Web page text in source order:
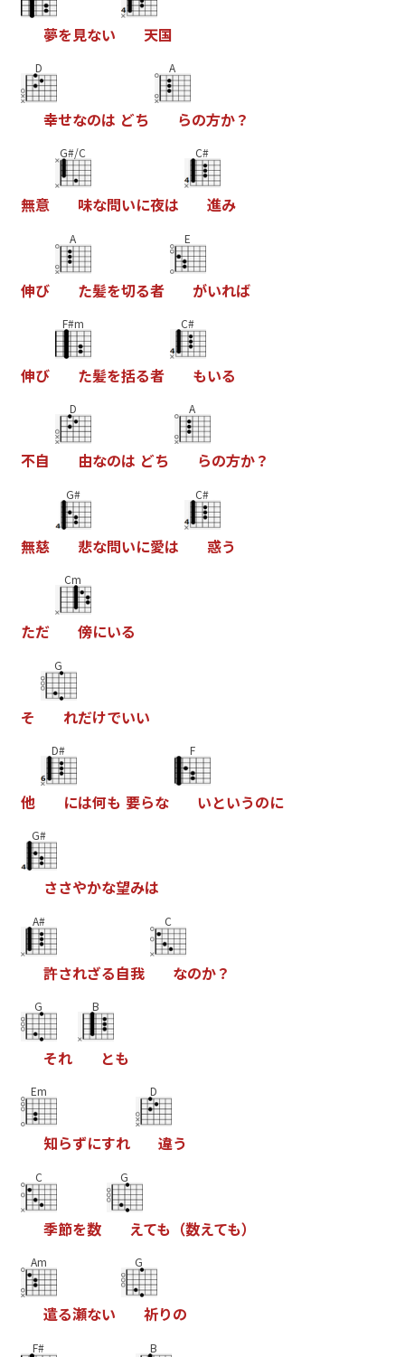
夢を見ない 天国
D
幸せなのは どち
A
らの方か？
無意
G#/C
味な問いに夜は
C#
進み
伸び
A
た髪を切る者
E
がいれば
伸び
F#m
た髪を括る者
C#
もいる
不自
D
由なのは どち
A
らの方か？
無慈
G#
悲な問いに愛は
C#
惑う
ただ
Cm
傍にいる
そ
G
れだけでいい
他
D#
には何も 要らな
F
いというのに
G#
ささやかな望みは
A#
許されざる自我
C
なのか？
G
それ
B
とも
Em
知らずにすれ
D
違う
C
季節を数
G
えても （数えても）
Am
遣る瀬ない
G
祈りの
F# B